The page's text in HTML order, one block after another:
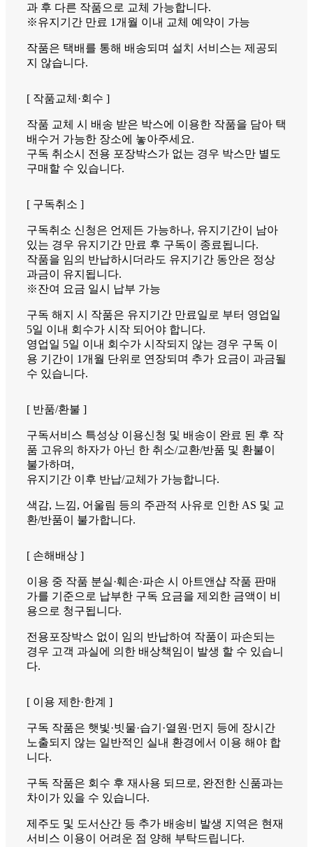
과 후 다른 작품으로 교체 가능합니다.
※유지기간 만료 1개월 이내 교체 예약이 가능
작품은 택배를 통해 배송되며 설치 서비스는 제공되
지 않습니다.
[ 작품교체·회수 ]
작품 교체 시 배송 받은 박스에 이용한 작품을 담아 택
배수거 가능한 장소에 놓아주세요.
구독 취소시 전용 포장박스가 없는 경우 박스만 별도
구매할 수 있습니다.
[ 구독취소 ]
구독취소 신청은 언제든 가능하나, 유지기간이 남아
있는 경우 유지기간 만료 후 구독이 종료됩니다.
작품을 임의 반납하시더라도 유지기간 동안은 정상
과금이 유지됩니다.
※잔여 요금 일시 납부 가능
구독 해지 시 작품은 유지기간 만료일로 부터 영업일
5일 이내 회수가 시작 되어야 합니다.
영업일 5일 이내 회수가 시작되지 않는 경우 구독 이
용 기간이 1개월 단위로 연장되며 추가 요금이 과금될
수 있습니다.
[ 반품/환불 ]
구독서비스 특성상 이용신청 및 배송이 완료 된 후 작
품 고유의 하자가 아닌 한 취소/교환/반품 및 환불이
불가하며,
유지기간 이후 반납/교체가 가능합니다.
색감, 느낌, 어울림 등의 주관적 사유로 인한 AS 및 교
환/반품이 불가합니다.
[ 손해배상 ]
이용 중 작품 분실·훼손·파손 시 아트앤샵 작품 판매
가를 기준으로 납부한 구독 요금을 제외한 금액이 비
용으로 청구됩니다.
전용포장박스 없이 임의 반납하여 작품이 파손되는
경우 고객 과실에 의한 배상책임이 발생 할 수 있습니
다.
[ 이용 제한·한계 ]
구독 작품은 햇빛·빗물·습기·열원·먼지 등에 장시간
노출되지 않는 일반적인 실내 환경에서 이용 해야 합
니다.
구독 작품은 회수 후 재사용 되므로, 완전한 신품과는
차이가 있을 수 있습니다.
제주도 및 도서산간 등 추가 배송비 발생 지역은 현재
서비스 이용이 어려운 점 양해 부탁드립니다.